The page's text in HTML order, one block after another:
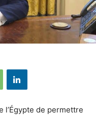
l’Égypte de permettre